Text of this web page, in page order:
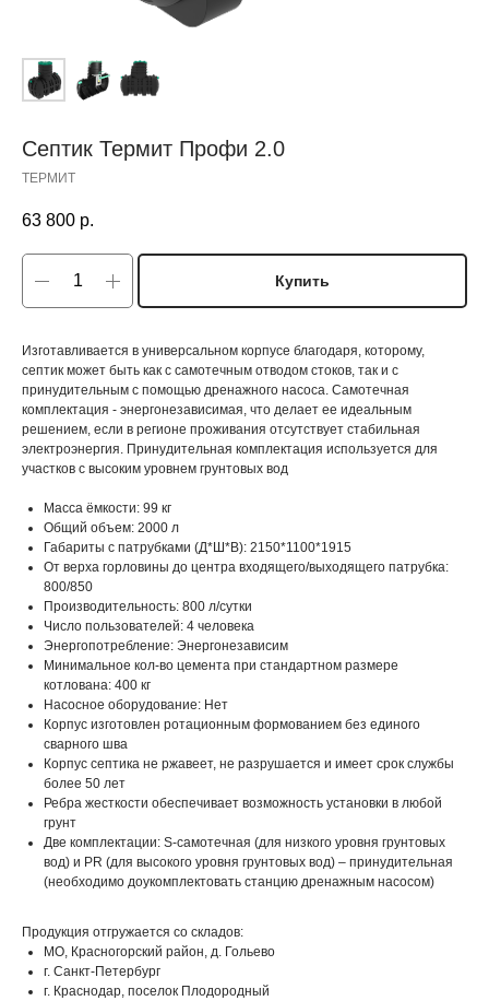
Септик Термит Профи 2.0
ТЕРМИТ
63 800 р.
Купить
Изготавливается в универсальном корпусе благодаря, которому,
септик может быть как с самотечным отводом стоков, так и с
принудительным с помощью дренажного насоса. Самотечная
комплектация - энергонезависимая, что делает ее идеальным
решением, если в регионе проживания отсутствует стабильная
электроэнергия. Принудительная комплектация используется для
участков с высоким уровнем грунтовых вод
Масса ёмкости: 99 кг
Общий объем: 2000 л
Габариты с патрубками (Д*Ш*В): 2150*1100*1915
От верха горловины до центра входящего/выходящего патрубка:
800/850
Производительность: 800 л/сутки
Число пользователей: 4 человека
Энергопотребление: Энергонезависим
Минимальное кол-во цемента при стандартном размере
котлована: 400 кг
Насосное оборудование: Нет
Корпус изготовлен ротационным формованием без единого
сварного шва
Корпус септика не ржавеет, не разрушается и имеет срок службы
более 50 лет
Ребра жесткости обеспечивает возможность установки в любой
грунт
Две комплектации: S-самотечная (для низкого уровня грунтовых
вод) и PR (для высокого уровня грунтовых вод) – принудительная
(необходимо доукомплектовать станцию дренажным насосом)
Продукция отгружается со складов:
МО, Красногорский район, д. Гольево
г. Санкт-Петербург
г. Краснодар, поселок Плодородный